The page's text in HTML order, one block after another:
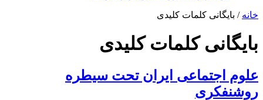
خانه / بایگانی کلمات کلیدی
بایگانی کلمات کلیدی
علوم اجتماعی ایران تحت سیطره
روشنفکری